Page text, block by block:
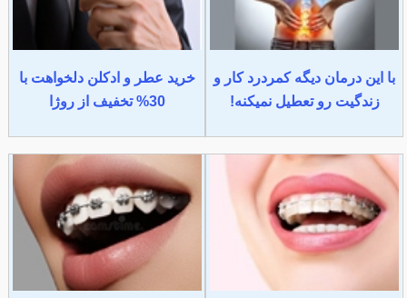
با این درمان دیگه کمردرد کار و
زندگیت رو تعطیل نمیکنه!
خرید عطر و ادکلن دلخواهت با
30% تخفیف از روژا